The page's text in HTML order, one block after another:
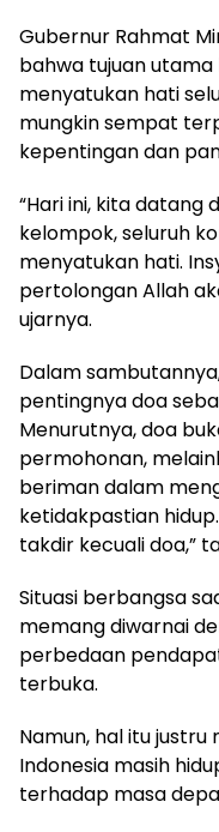
Gubernur Rahmat
bahwa tujuan
menyatukan hati
mungkin sempat
kepentingan dan
“Hari ini, kita datang
kelompok, seluruh
menyatukan hati.
pertolongan Allah
ujarnya.
Dalam
pentingnya doa
Menurutnya, doa
permohonan,
beriman dalam
ketidakpastian
takdir kecuali doa,”
Situasi berbangsa
memang diwarnai
perbedaan
terbuka.
Namun, hal itu
Indonesia masih
terhadap masa